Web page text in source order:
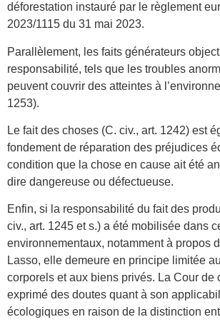
déforestation instauré par le règlement
2023/1115 du 31 mai 2023.
Parallèlement, les faits générateurs
responsabilité, tels que les troubles
peuvent couvrir des atteintes à
1253).
Le fait des choses (C. civ., art. 1242) est
fondement de réparation des préjudices
condition que la chose en cause ait été
dire dangereuse ou défectueuse.
Enfin, si la responsabilité du fait des
civ., art. 1245 et s.) a été mobilisée dans
environnementaux, notamment à propos
Lasso, elle demeure en principe limitée
corporels et aux biens privés. La Cour de
exprimé des doutes quant à son
écologiques en raison de la distinction